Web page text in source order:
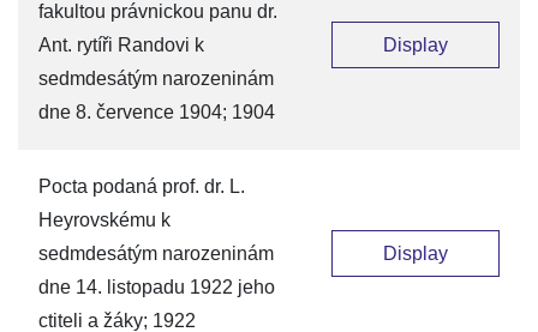
fakultou právnickou panu dr.
Ant. rytíři Randovi k
sedmdesátým narozeninám
dne 8. července 1904; 1904
Display
Pocta podaná prof. dr. L.
Heyrovskému k
sedmdesátým narozeninám
dne 14. listopadu 1922 jeho
ctiteli a žáky; 1922
Display